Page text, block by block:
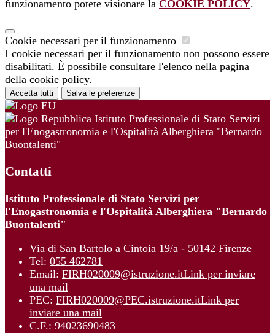
funzionamento potete visionare la COOKIE POLICY.
Cookie necessari per il funzionamento
I cookie necessari per il funzionamento non possono essere
disabilitati. È possibile consultare l'elenco nella pagina
della cookie policy.
Accetta tutti Salva le preferenze
Istituto Professionale di Stato Servizi
per l'Enogastronomia e l'Ospitalità Alberghiera "Bernardo
Buontalenti"
Contatti
Istituto Professionale di Stato Servizi per
l'Enogastronomia e l'Ospitalità Alberghiera "Bernardo
Buontalenti"
Via di San Bartolo a Cintoia 19/a - 50142 Firenze
Tel: 055 462781
Email: FIRH020009@istruzione.itLink per inviare
una mail
PEC: FIRH020009@PEC.istruzione.itLink per
inviare una mail
C.F.: 94023690483